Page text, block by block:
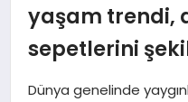
TEKNOLOJI
YAŞAM
yaşam trendi,
sepetlerini
Dünya genelinde